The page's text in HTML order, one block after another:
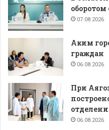
07.08.2026
Аким
граждан
06.08.2026
При
06.08.2026